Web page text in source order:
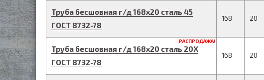
Труба бесшовная г/д168х20 сталь 45
ГОСТ 8732-78
168 20
РАСПРОДАЖА!
Труба бесшовная г/д168х20 сталь 20Х
ГОСТ 8732-78
168 20